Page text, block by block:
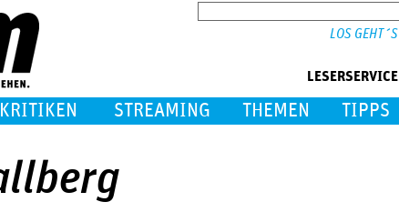
LESERSERVICE
STREAMING THEMEN TIPPS